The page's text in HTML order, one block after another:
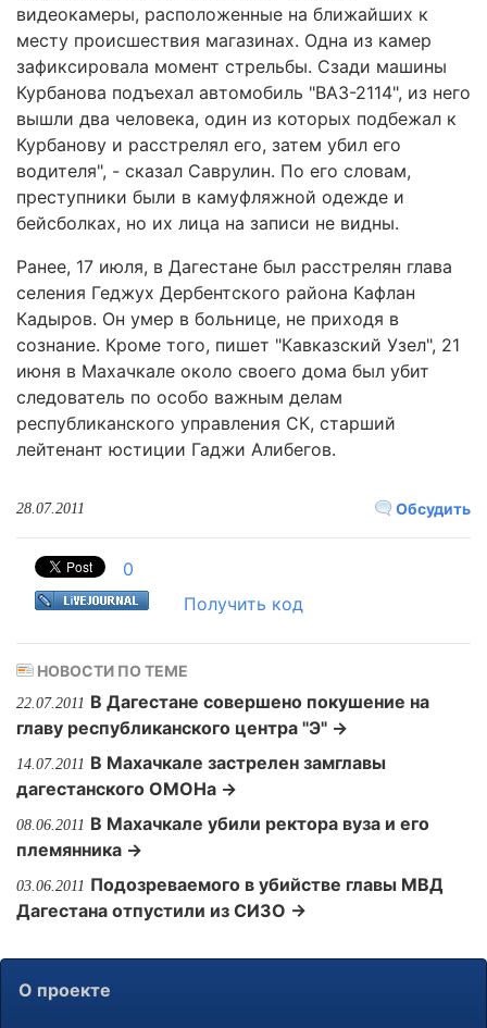
видеокамеры, расположенные на ближайших к
месту происшествия магазинах. Одна из камер
зафиксировала момент стрельбы. Сзади машины
Курбанова подъехал автомобиль "ВАЗ-2114", из него
вышли два человека, один из которых подбежал к
Курбанову и расстрелял его, затем убил его
водителя", - сказал Саврулин. По его словам,
преступники были в камуфляжной одежде и
бейсболках, но их лица на записи не видны.
Ранее, 17 июля, в Дагестане был расстрелян глава
селения Геджух Дербентского района Кафлан
Кадыров. Он умер в больнице, не приходя в
сознание. Кроме того, пишет "Кавказский Узел", 21
июня в Махачкале около своего дома был убит
следователь по особо важным делам
республиканского управления СК, старший
лейтенант юстиции Гаджи Алибегов.
Обсудить
28.07.2011
0
Получить код
НОВОСТИ ПО ТЕМЕ
22.07.2011 В Дагестане совершено покушение на
главу республиканского центра "Э" →
14.07.2011 В Махачкале застрелен замглавы
дагестанского ОМОНа →
08.06.2011 В Махачкале убили ректора вуза и его
племянника →
03.06.2011 Подозреваемого в убийстве главы МВД
Дагестана отпустили из СИЗО →
О проекте